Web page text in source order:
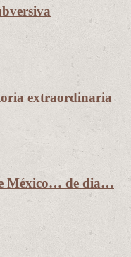
extraordinaria
México… de dia…